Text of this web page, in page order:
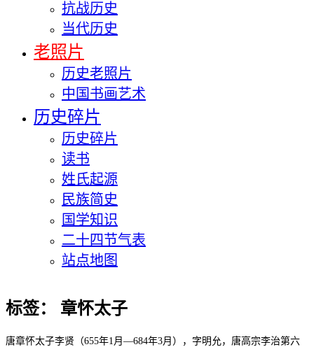
抗战历史
当代历史
老照片
历史老照片
中国书画艺术
历史碎片
历史碎片
读书
姓氏起源
民族简史
国学知识
二十四节气表
站点地图
标签： 章怀太子
唐章怀太子李贤（655年1月—684年3月），字明允，唐高宗李治第六